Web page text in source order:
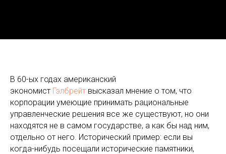
В 60-ых годах американский
экономист Гэлбрейт высказал мнение о том, что
корпорации умеющие принимать рациональные
управленческие решения все же существуют, но они
находятся не в самом государстве, а как бы над ним,
отдельно от него. Исторический пример: если вы
когда-нибудь посещали исторические памятники,